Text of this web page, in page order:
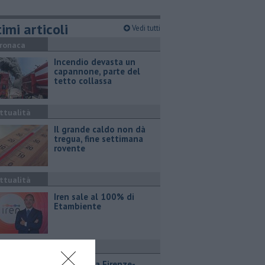
articoli Vedi tutti
Incendio devasta un
capannone, parte del
tetto collassa
Il grande caldo non dà
tregua, fine settimana
rovente
Iren sale al 100% di
Etambiente